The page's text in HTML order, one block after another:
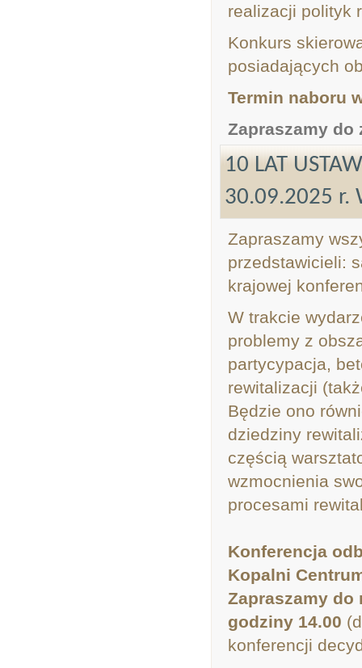
realizacji polityk
Konkurs
posiadających
Termin naboru
Zapraszamy do
10 LAT
30.09.2025 r.
Zapraszamy
przedstawicieli:
krajowej
W trakcie
problemy z
partycypacja,
rewitalizacji
Będzie ono
dziedziny
częścią
wzmocnienia
procesami
Konferencja
Kopalni
Zapraszamy do
godziny 14.00
konferencji